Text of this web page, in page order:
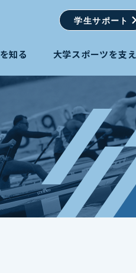
学生サポート
知る 大学スポーツを支